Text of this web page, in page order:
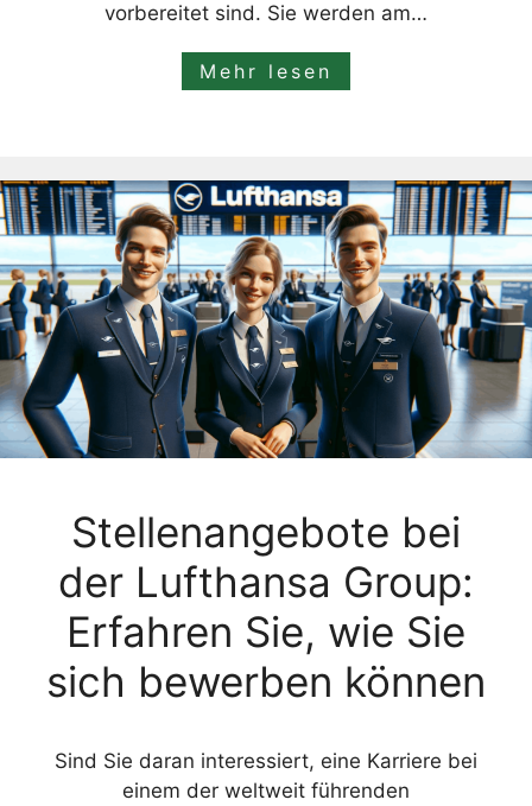
vorbereitet sind. Sie werden am…
Mehr lesen
Stellenangebote bei
der Lufthansa Group:
Erfahren Sie, wie Sie
sich bewerben können
Sind Sie daran interessiert, eine Karriere bei
einem der weltweit führenden